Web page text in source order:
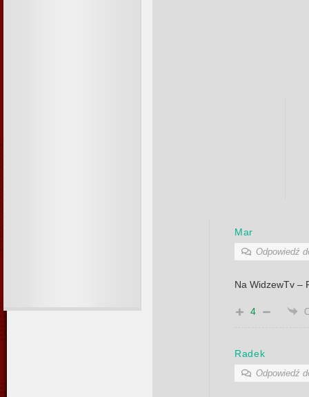
Mar
Odpowiedź
Na WidzewTv –
4
Radek
Odpowiedź